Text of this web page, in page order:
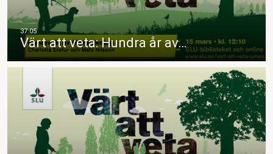
Värt att veta: Hundra år av…